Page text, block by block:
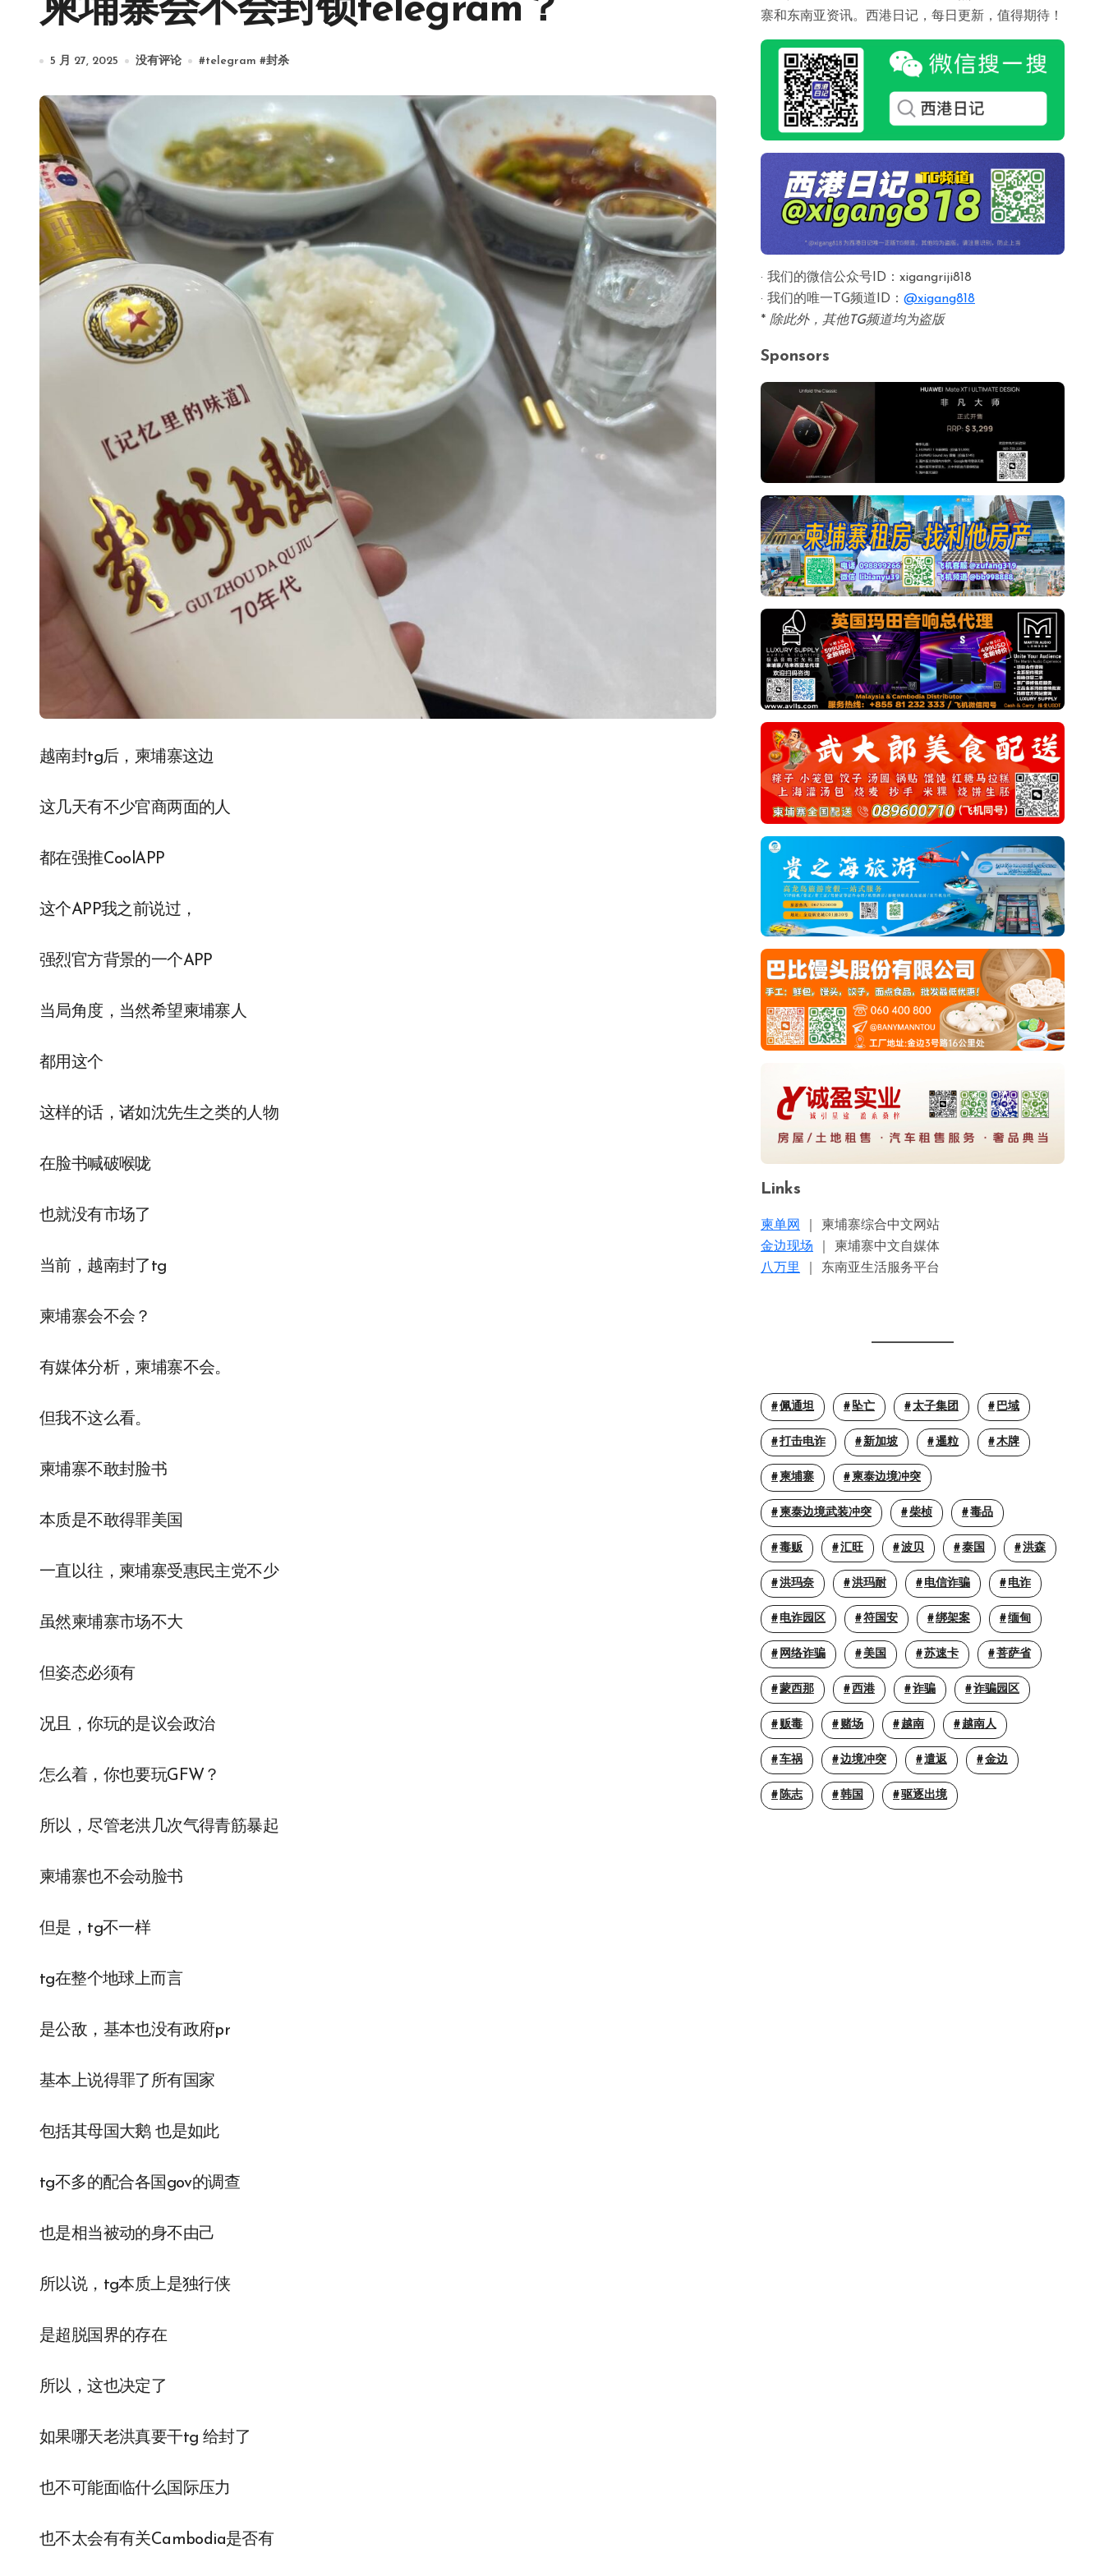
柬埔寨会不会封锁telegram？
5 月 27, 2025 没有评论 #telegram #封杀
越南封tg后，柬埔寨这边
这几天有不少官商两面的人
都在强推CoolAPP
这个APP我之前说过，
强烈官方背景的一个APP
当局角度，当然希望柬埔寨人
都用这个
这样的话，诸如沈先生之类的人物
在脸书喊破喉咙
也就没有市场了
当前，越南封了tg
柬埔寨会不会？
有媒体分析，柬埔寨不会。
但我不这么看。
柬埔寨不敢封脸书
本质是不敢得罪美国
一直以往，柬埔寨受惠民主党不少
虽然柬埔寨市场不大
但姿态必须有
况且，你玩的是议会政治
怎么着，你也要玩GFW？
所以，尽管老洪几次气得青筋暴起
柬埔寨也不会动脸书
但是，tg不一样
tg在整个地球上而言
是公敌，基本也没有政府pr
基本上说得罪了所有国家
包括其母国大鹅 也是如此
tg不多的配合各国gov的调查
也是相当被动的身不由己
所以说，tg本质上是独行侠
是超脱国界的存在
所以，这也决定了
如果哪天老洪真要干tg 给封了
也不可能面临什么国际压力
也不太会有有关Cambodia是否有
寨和东南亚资讯。西港日记，每日更新，值得期待！
· 我们的微信公众号ID：xigangriji818
· 我们的唯一TG频道ID： @xigang818
* 除此外，其他TG频道均为盗版
Sponsors
Links
柬单网
｜ 柬埔寨综合中文网站
金边现场 ｜ 柬埔寨中文自媒体
八万里
｜ 东南亚生活服务平台
佩通坦 坠亡 太子集团 巴域
打击电诈 新加坡 暹粒 木牌
柬埔寨 柬泰边境冲突
柬泰边境武装冲突 柴桢 毒品
毒贩 汇旺 波贝 泰国 洪森
洪玛奈 洪玛耐 电信诈骗 电诈
电诈园区 符国安 绑架案 缅甸
网络诈骗 美国 苏速卡 菩萨省
蒙西那 西港 诈骗 诈骗园区
贩毒 赌场 越南 越南人
车祸 边境冲突 遣返 金边
陈志 韩国 驱逐出境